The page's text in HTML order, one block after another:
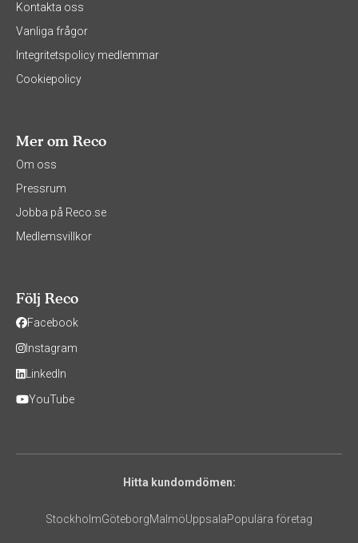
Kontakta oss
Vanliga frågor
Integritetspolicy medlemmar
Cookiepolicy
Mer om Reco
Om oss
Pressrum
Jobba på Reco.se
Medlemsvillkor
Följ Reco
Facebook
Instagram
LinkedIn
YouTube
Hitta kundomdömen:
StockholmGöteborgMalmöUppsalaPopulära företag